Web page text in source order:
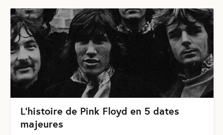
L'histoire de Pink Floyd en 5 dates
majeures